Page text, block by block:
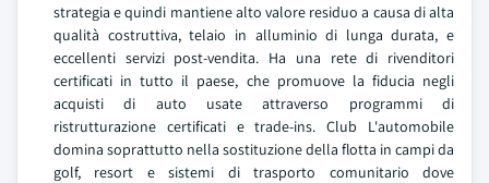
strategia e quindi mantiene alto valore residuo a causa di alta
qualità costruttiva, telaio in alluminio di lunga durata, e
eccellenti servizi post-vendita. Ha una rete di rivenditori
certificati in tutto il paese, che promuove la fiducia negli
acquisti di auto usate attraverso programmi di
ristrutturazione certificati e trade-ins. Club L'automobile
domina soprattutto nella sostituzione della flotta in campi da
golf, resort e sistemi di trasporto comunitario dove